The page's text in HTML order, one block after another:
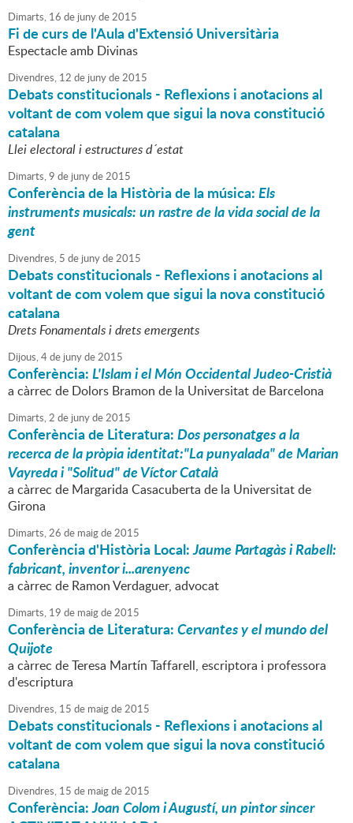
Dimarts, 16 de junyde2015
Fi de curs de l'Aula d'Extensió Universitària
Espectacle amb Divinas
Divendres, 12 de junyde2015
Debats constitucionals - Reflexions i anotacions al
voltant de com volem que sigui la nova constitució
catalana
Llei electoral i estructures d´estat
Dimarts,9 de junyde2015
Conferència de la Història de la música:Els
instruments musicals: un rastre de la vida social de la
gent
Divendres, 5 de junyde2015
Debats constitucionals - Reflexions i anotacions al
voltant de com volem que sigui la nova constitució
catalana
Drets Fonamentals i drets emergents
Dijous,4de junyde2015
Conferència:L'Islam i el Món Occidental Judeo-Cristià
a càrrec de Dolors Bramon de la Universitat de Barcelona
Dimarts,2 de junyde2015
Conferència de Literatura:Dos personatges a la
recerca de la pròpia identitat:"La punyalada" de Marian
Vayreda i "Solitud" de Víctor Català
a càrrec de Margarida Casacuberta de la Universitat de
Girona
Dimarts,26 de maigde2015
Conferència d'Història Local:Jaume Partagàs i Rabell:
fabricant, inventor i...arenyenc
a càrrec de Ramon Verdaguer, advocat
Dimarts, 19 de maigde2015
Conferència de Literatura:Cervantes y el mundo del
Quijote
a càrrec de Teresa Martín Taffarell, escriptora i professora
d'escriptura
Divendres, 15 de maigde2015
Debats constitucionals - Reflexions i anotacions al
voltant de com volem que sigui la nova constitució
catalana
Divendres, 15 de maigde2015
Conferència:Joan Colom i Augustí, un pintor sincer